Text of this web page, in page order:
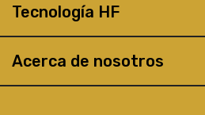
Tecnología HF
Acerca de nosotros